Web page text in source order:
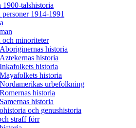
1900-talshistoria
1914-1991
minoriteter
Aboriginernas historia
Aztekernas historia
Inkafolkets historia
Mayafolkets historia
Nordamerikas urbefolkning
Romernas historia
Samernas historia
och genushistoria
straff förr